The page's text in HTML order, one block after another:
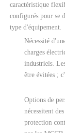
caractéristique
configurés pour se
type d'équipement.
Nécessité
charges
industriels.
être évitées ;
Options de
nécessitent
protection